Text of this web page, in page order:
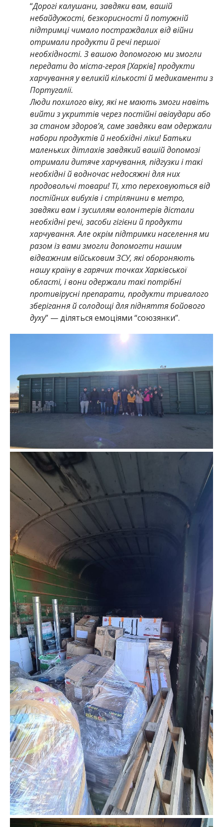
“Дорогі калушани, завдяки вам, вашій
небайдужості, безкорисності й потужній
підтримці чимало постраждалих від війни
отримали продукти й речі першої
необхідності. З вашою допомогою ми змогли
передати до міста-героя [Харків] продукти
харчування у великій кількості й медикаменти з
Португалії.
Люди похилого віку, які не мають змоги навіть
вийти з укриттів через постійні авіаудари або
за станом здоров’я, саме завдяки вам одержали
набори продуктів й необхідні ліки! Батьки
маленьких дітлахів завдякий вашій допомозі
отримали дитяче харчування, підгузки і такі
необхідні й водночас недосяжні для них
продовольчі товари! Ті, хто переховуються від
постійних вибухів і стрілянини в метро,
завдяки вам і зусиллям волонтерів дістали
необхідні речі, засоби гігієни й продукти
харчування. Але окрім підтримки населення ми
разом із вами змогли допомогти нашим
відважним військовим ЗСУ, які обороняють
нашу країну в гарячих точках Харківської
області, і вони одержали такі потрібні
противірусні препарати, продукти тривалого
зберігання й солодощі для підняття бойового
духу” — діляться емоціями “союзянки”.